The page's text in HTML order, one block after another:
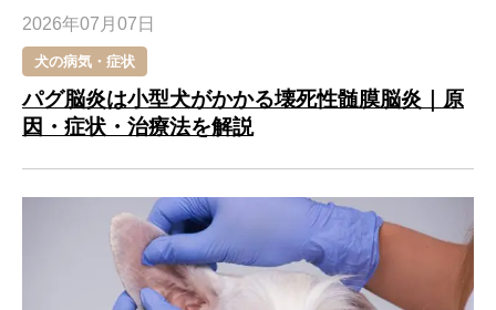
2026年07月07日
犬の病気・症状
パグ脳炎は小型犬がかかる壊死性髄膜脳炎｜原
因・症状・治療法を解説